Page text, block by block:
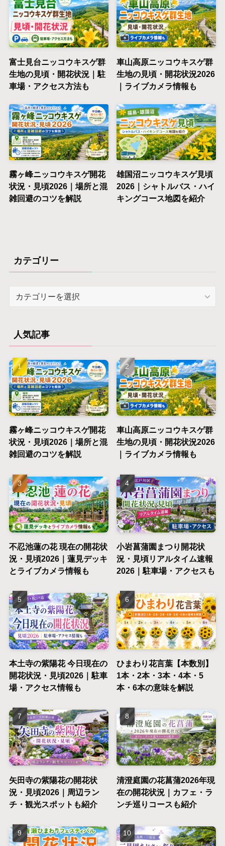
富士見台ニッコウキスゲ群
生地の見頃・開花状況｜駐
車場・アクセス方法も
車山高原ニッコウキスゲ群
生地の見頃・開花状況2026
｜ライブカメラ情報も
霧ヶ峰ニッコウキスゲ開花
状況・見頃2026｜場所と混
雑回避のコツを解説
雄国沼ニッコウキスゲ見頃
2026｜シャトルバス・ハイ
キングコース地図を紹介
カテゴリー
ー
人気記事
霧ヶ峰ニッコウキスゲ開花
状況・見頃2026｜場所と混
雑回避のコツを解説
車山高原ニッコウキスゲ群
生地の見頃・開花状況2026
｜ライブカメラ情報も
不忍池蓮の花 現在の開花状
況・見頃2026｜蓮見デッキ
とライブカメラ情報も
小岩菖蒲園まつり開花状
況・見頃リアルタイム速報
2026｜駐車場・アクセスも
本土寺の紫陽花 今日現在の
開花状況・見頃2026｜駐車
場・アクセス情報も
ひまわり花言葉【本数別】
1本・2本・3本・4本・5
本・6本の意味を解説
矢田寺の紫陽花の開花状
況・見頃2026｜周辺ラン
チ・観光スポットも紹介
清澄庭園の花菖蒲2026年現
在の開花状況｜カフェ・ラ
ンチ巡りコースも紹介